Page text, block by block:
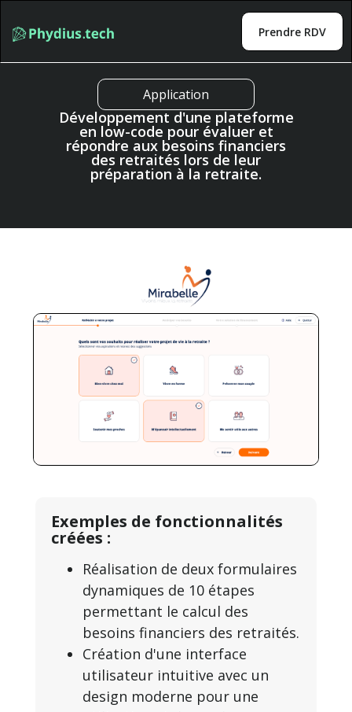
Prendre RDV
Application
Développement d'une plateforme
en low-code pour évaluer et
répondre aux besoins financiers
des retraités lors de leur
préparation à la retraite.
Exemples de fonctionnalités
créées :
Réalisation de deux formulaires
dynamiques de 10 étapes
permettant le calcul des
besoins financiers des retraités.
Création d'une interface
utilisateur intuitive avec un
design moderne pour une